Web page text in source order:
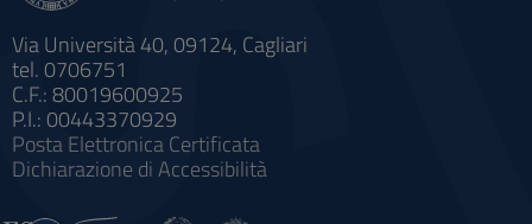
Via Università 40, 09124, Cagliari
tel. 0706751
C.F.: 80019600925
P.I.: 00443370929
Posta Elettronica Certificata
Dichiarazione di Accessibilità